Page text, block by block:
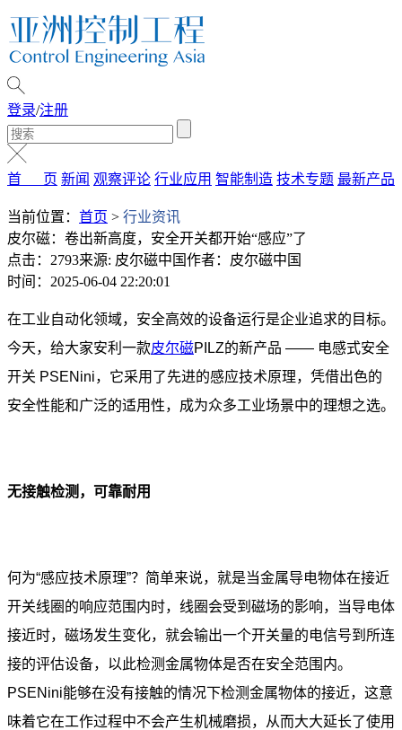
登录/注册
首 页 新闻 观察评论 行业应用 智能制造 技术专题 最新产品
当前位置： 首页 > 行业资讯
皮尔磁：卷出新高度，安全开关都开始“感应”了
点击：2793来源: 皮尔磁中国作者：皮尔磁中国
时间：2025-06-04 22:20:01
在工业自动化领域，安全高效的设备运行是企业追求的目标。
今天，给大家安利一款皮尔磁PILZ的新产品 —— 电感式安全
开关 PSENini，它采用了先进的感应技术原理，凭借出色的
安全性能和广泛的适用性，成为众多工业场景中的理想之选。
无接触检测，可靠耐用
何为“感应技术原理”？简单来说，就是当金属导电物体在接近
开关线圈的响应范围内时，线圈会受到磁场的影响，当导电体
接近时，磁场发生变化，就会输出一个开关量的电信号到所连
接的评估设备，以此检测金属物体是否在安全范围内。
PSENini能够在没有接触的情况下检测金属物体的接近，这意
味着它在工作过程中不会产生机械磨损，从而大大延长了使用